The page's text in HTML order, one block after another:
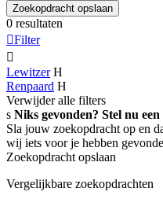
Zoekopdracht opslaan
0 resultaten
Filter

Lewitzer H
Renpaard H
Verwijder alle filters
s Niks gevonden? Stel nu
Sla jouw zoekopdracht op en
wij iets voor je hebben
Zoekopdracht opslaan
Vergelijkbare zoekopdrachten